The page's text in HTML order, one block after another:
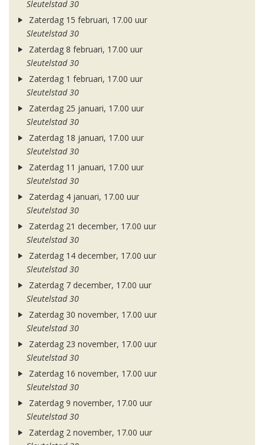
Sleutelstad 30
Zaterdag 15 februari, 17.00 uur
Sleutelstad 30
Zaterdag 8 februari, 17.00 uur
Sleutelstad 30
Zaterdag 1 februari, 17.00 uur
Sleutelstad 30
Zaterdag 25 januari, 17.00 uur
Sleutelstad 30
Zaterdag 18 januari, 17.00 uur
Sleutelstad 30
Zaterdag 11 januari, 17.00 uur
Sleutelstad 30
Zaterdag 4 januari, 17.00 uur
Sleutelstad 30
Zaterdag 21 december, 17.00 uur
Sleutelstad 30
Zaterdag 14 december, 17.00 uur
Sleutelstad 30
Zaterdag 7 december, 17.00 uur
Sleutelstad 30
Zaterdag 30 november, 17.00 uur
Sleutelstad 30
Zaterdag 23 november, 17.00 uur
Sleutelstad 30
Zaterdag 16 november, 17.00 uur
Sleutelstad 30
Zaterdag 9 november, 17.00 uur
Sleutelstad 30
Zaterdag 2 november, 17.00 uur